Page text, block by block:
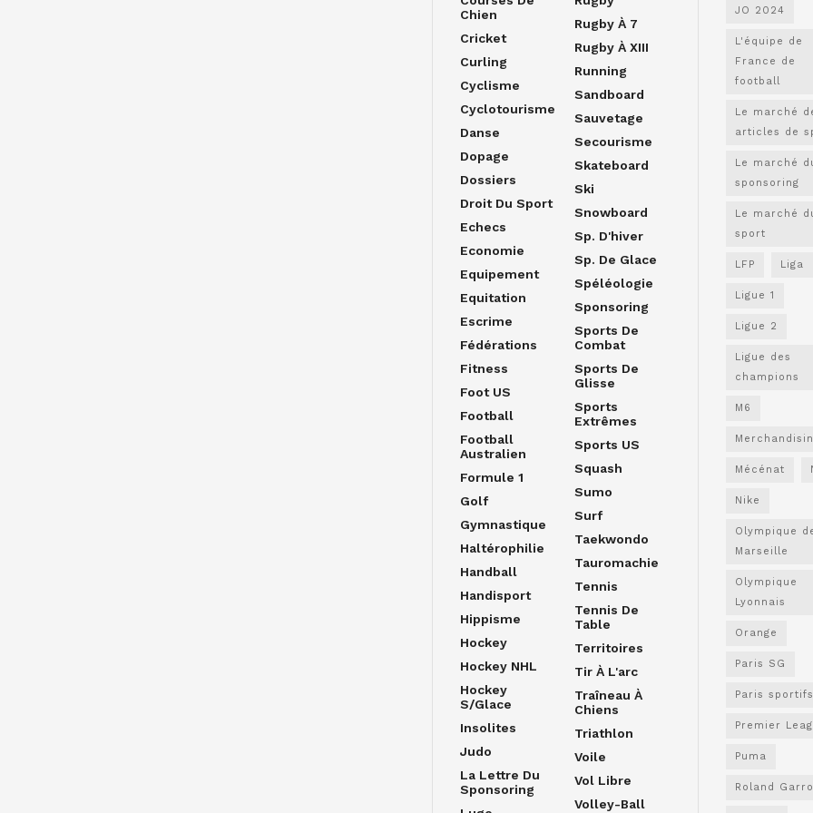
Chien
Cricket
Curling
Cyclisme
Cyclotourisme
Danse
Dopage
Dossiers
Droit Du Sport
Echecs
Economie
Equipement
Equitation
Escrime
Fédérations
Fitness
Foot US
Football
Football
Australien
Formule 1
Golf
Gymnastique
Haltérophilie
Handball
Handisport
Hippisme
Hockey
Hockey NHL
Hockey
S/glace
Insolites
Judo
La Lettre Du
Sponsoring
Rugby À 7
Rugby À XIII
Running
Sandboard
Sauvetage
Secourisme
Skateboard
Ski
Snowboard
Sp. D'hiver
Sp. De Glace
Spéléologie
Sponsoring
Sports De
Combat
Sports De
Glisse
Sports
Extrêmes
Sports US
Squash
Sumo
Surf
Taekwondo
Tauromachie
Tennis
Tennis De
Table
Territoires
Tir À L'arc
Traîneau À
Chiens
Triathlon
Voile
Vol Libre
Volley-Ball
JO 2024
L'équipe de
France de
football
Le marché
articles de
Le marché
sponsoring
Le marché
sport
LFP Liga
Ligue 1
Ligue 2
Ligue des
champions
M6
Mécénat
Nike
Olympique
Marseille
Olympique
Lyonnais
Orange
Paris SG
Paris sportifs
Premier
Puma
Roland